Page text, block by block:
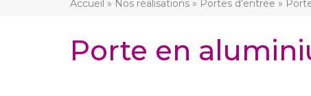
Accueil » Nos réalisations » Portes d’entrée »
Porte en